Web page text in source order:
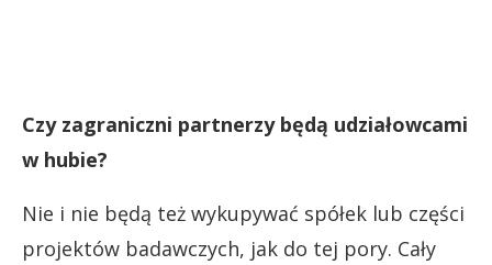
Czy zagraniczni partnerzy będą udziałowcami
w hubie?
Nie i nie będą też wykupywać spółek lub części
projektów badawczych, jak do tej pory. Cały